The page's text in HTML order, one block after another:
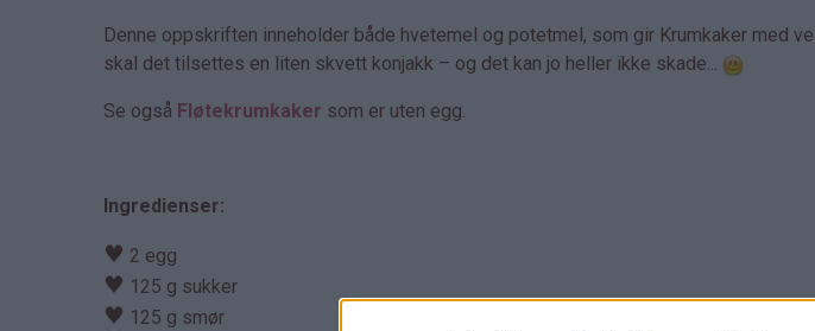
Denne oppskriften inneholder både hvetemel og potetmel, som gir Krumkaker med
skal det tilsettes en liten skvett konjakk – og det kan jo heller ikke skade...
Se også Fløtekrumkaker som er uten egg.
Ingredienser:
♥ 2 egg
♥ 125 g sukker
♥ 125 g smør